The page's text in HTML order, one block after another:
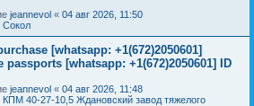
jeannevol « 04 авг 2026, 11:50
Сокол
[whatsapp: +1(672)2050601]
passports [whatsapp: +1(672)2050601] ID
jeannevol « 04 авг 2026, 11:48
КПМ 40-27-10,5 Ждановский завод тяжелого